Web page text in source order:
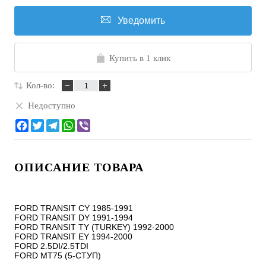
Уведомить
Купить в 1 клик
Кол-во:
Недоступно
ОПИСАНИЕ ТОВАРА
FORD TRANSIT CY 1985-1991
FORD TRANSIT DY 1991-1994
FORD TRANSIT TY (TURKEY) 1992-2000
FORD TRANSIT EY 1994-2000
FORD 2.5DI/2.5TDI
FORD MT75 (5-СТУП)